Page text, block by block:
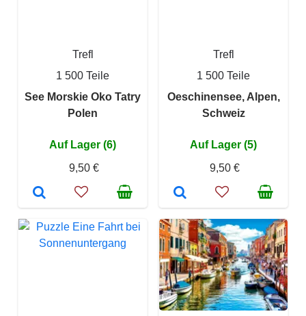
Trefl
1 500 Teile
See Morskie Oko Tatry
Polen
Auf Lager (6)
9,50 €
Trefl
1 500 Teile
Oeschinensee, Alpen,
Schweiz
Auf Lager (5)
9,50 €